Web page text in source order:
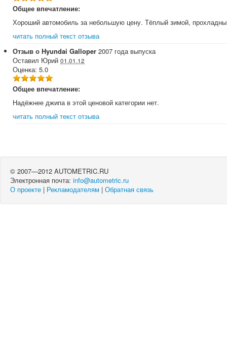
Общее впечатление:
Хороший автомобиль за небольшую цену. Тёплый зимой,
читать полный текст отзыва
Отзыв о Hyundai Galloper 2007 года выпуска
Оставил Юрий 01.01.12
Оценка: 5.0
Общее впечатление:
Надёжнее джипа в этой ценовой категории нет.
читать полный текст отзыва
© 2007—2012 AUTOMETRIC.RU
Электронная почта: info@autometric.ru
О проекте | Рекламодателям | Обратная связь